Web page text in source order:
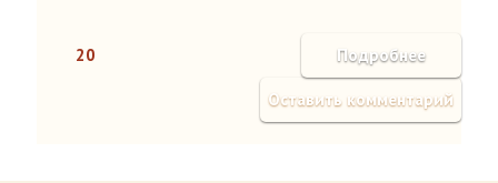
20 Подробнее
Оставить комментарий